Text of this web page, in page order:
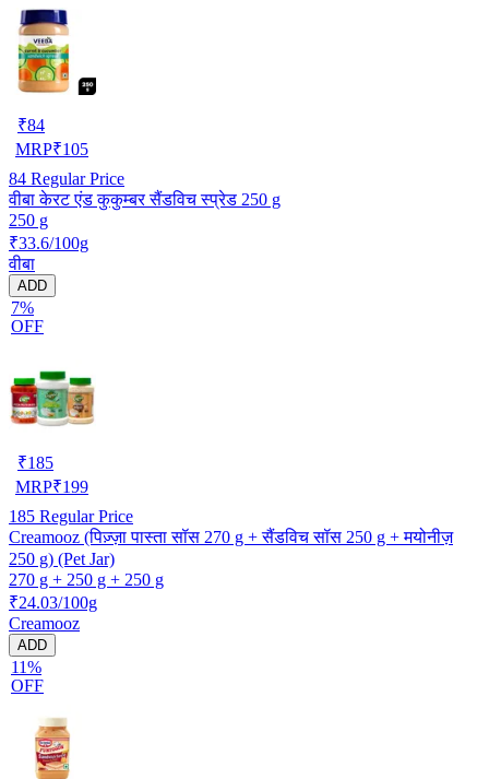
₹84
MRP₹105
84 Regular Price
वीबा केरट एंड कुकुम्बर सैंडविच स्प्रेड 250 g
250 g
₹33.6/100g
वीबा
ADD
7%
OFF
₹185
MRP₹199
185 Regular Price
Creamooz (पिज़्ज़ा पास्ता सॉस 270 g + सैंडविच सॉस 250 g + मयोनीज़
250 g) (Pet Jar)
270 g + 250 g + 250 g
₹24.03/100g
Creamooz
ADD
11%
OFF